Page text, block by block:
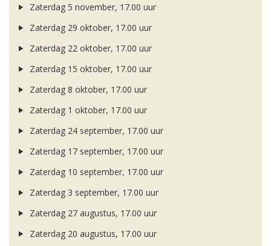
Zaterdag 5 november, 17.00 uur
Zaterdag 29 oktober, 17.00 uur
Zaterdag 22 oktober, 17.00 uur
Zaterdag 15 oktober, 17.00 uur
Zaterdag 8 oktober, 17.00 uur
Zaterdag 1 oktober, 17.00 uur
Zaterdag 24 september, 17.00 uur
Zaterdag 17 september, 17.00 uur
Zaterdag 10 september, 17.00 uur
Zaterdag 3 september, 17.00 uur
Zaterdag 27 augustus, 17.00 uur
Zaterdag 20 augustus, 17.00 uur